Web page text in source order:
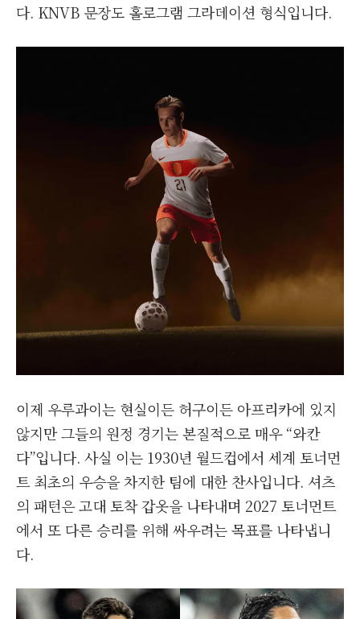
다. KNVB 문장도 홀로그램 그라데이션 형식입니다.
이제 우루과이는 현실이든 허구이든 아프리카에 있지
않지만 그들의 원정 경기는 본질적으로 매우 “와칸
다”입니다. 사실 이는 1930년 월드컵에서 세계 토너먼
트 최초의 우승을 차지한 팀에 대한 찬사입니다. 셔츠
의 패턴은 고대 토착 갑옷을 나타내며 2027 토너먼트
에서 또 다른 승리를 위해 싸우려는 목표를 나타냅니
다.